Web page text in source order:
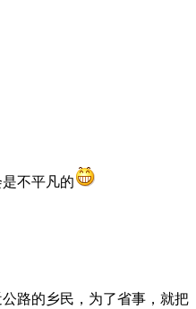
不平凡的
路的乡民，为了省事，就把